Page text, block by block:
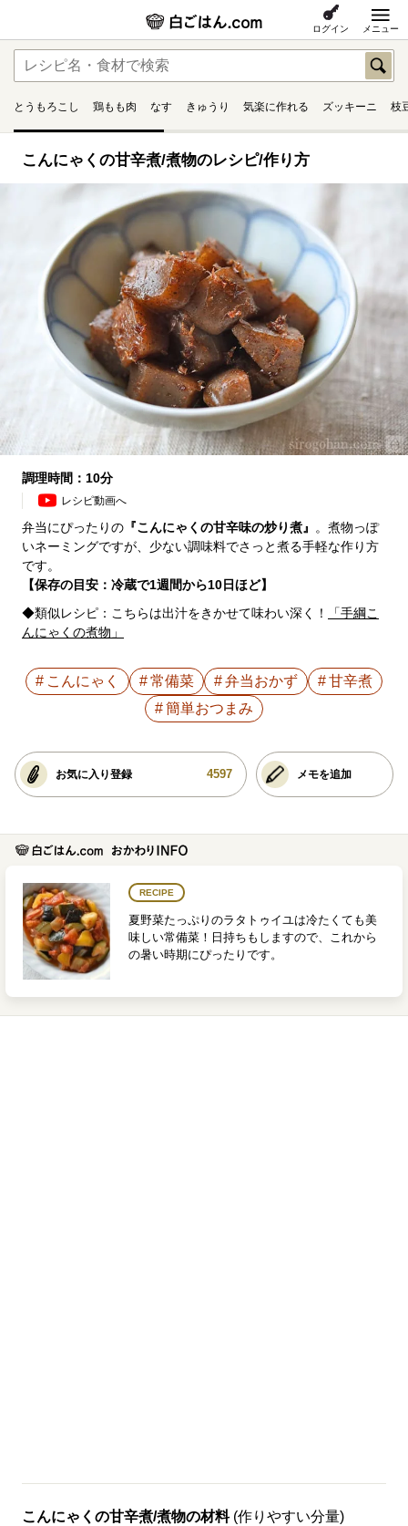
ログイン メニュー
とうもろこし 鶏もも肉 なす きゅうり 気楽に作れる ズッキーニ 枝
こんにゃくの甘辛煮/煮物のレシピ/作り方
調理時間：10分
レシピ動画へ
弁当にぴったりの 『こんにゃくの甘辛味の炒り煮』
。煮物っぽ
いネーミングですが、少ない調味料でさっと煮る手軽な作り方
です。
【保存の目安：冷蔵で1週間から10日ほど】
◆類似レシピ：こちらは出汁をきかせて味わい深く！
「手綱こ
んにゃくの煮物」
こんにゃく 常備菜 弁当おかず
甘辛煮
簡単おつまみ
お気に入り登録 4597 メモを追加
RECIPE
夏野菜たっぷりのラタトゥイユは冷たくても美
味しい常備菜！日持ちもしますので、これから
の暑い時期にぴったりです。
こんにゃくの甘辛煮/煮物の材料 (作りやすい分量)